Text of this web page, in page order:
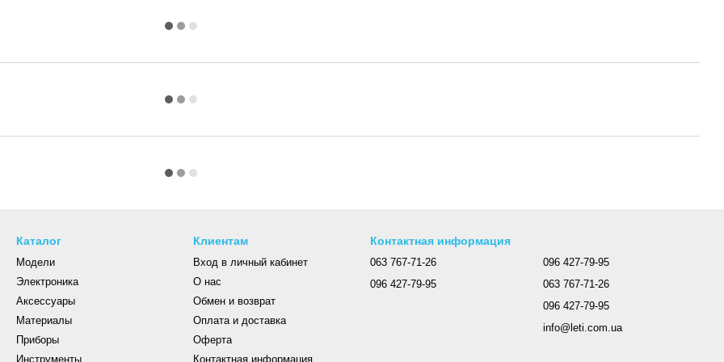
Каталог
Модели
Электроника
Аксессуары
Материалы
Приборы
Инструменты
Клиентам
Вход в личный кабинет
О нас
Обмен и возврат
Оплата и доставка
Оферта
Контактная информация
Контактная информация
063 767-71-26
096 427-79-95
096 427-79-95
063 767-71-26
096 427-79-95
info@leti.com.ua